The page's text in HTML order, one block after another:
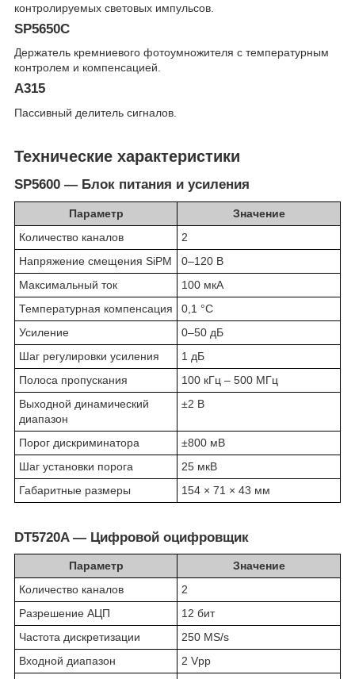
контролируемых световых импульсов.
SP5650C
Держатель кремниевого фотоумножителя с температурным
контролем и компенсацией.
A315
Пассивный делитель сигналов.
Технические характеристики
SP5600 — Блок питания и усиления
Параметр
Значение
Количество каналов
2
Напряжение смещения SiPM
0–120 В
Максимальный ток
100 мкА
Температурная компенсация
0,1 °C
Усиление
0–50 дБ
Шаг регулировки усиления
1 дБ
Полоса пропускания
100 кГц – 500 МГц
Выходной динамический
диапазон
±2 В
Порог дискриминатора
±800 мВ
Шаг установки порога
25 мкВ
Габаритные размеры
154 × 71 × 43 мм
DT5720A — Цифровой оцифровщик
Параметр
Значение
Количество каналов
2
Разрешение АЦП
12 бит
Частота дискретизации
250 MS/s
Входной диапазон
2 Vpp